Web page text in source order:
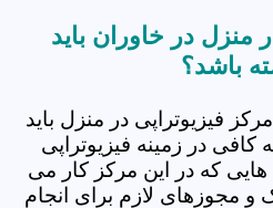
منزل در خاوران باید
باشد؟
فیزیوتراپی در منزل باید
در زمینه فیزیوتراپی
هایی که در این مرکز کار می
و مجوزهای لازم برای انجام